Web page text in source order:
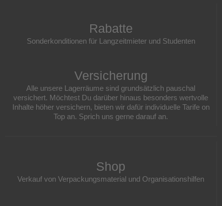
Rabatte
Sonderkonditionen für Langzeitmieter und Studenten
Versicherung
Alle unsere Lagerräume sind grundsätzlich pauschal
versichert. Möchtest Du darüber hinaus besonders wertvolle
Inhalte höher versichern, bieten wir dafür individuelle Tarife on
Top an. Sprich uns gerne darauf an.
Shop
Verkauf von Verpackungsmaterial und Organisationshilfen